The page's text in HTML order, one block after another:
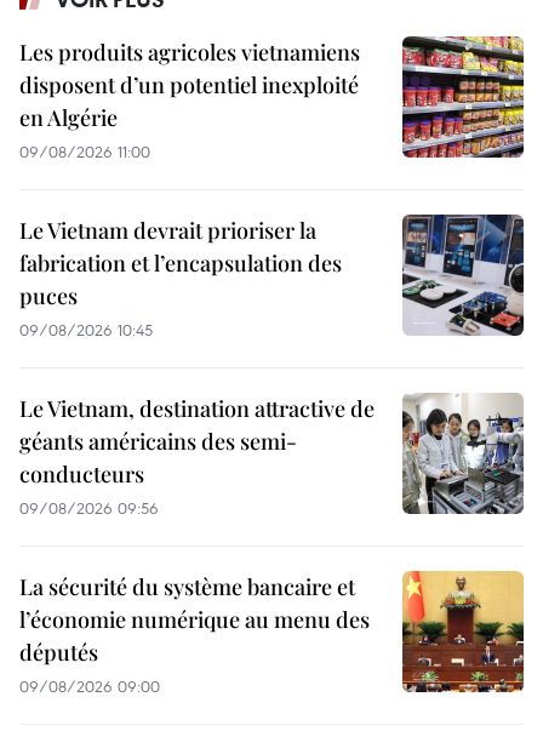
Les produits agricoles vietnamiens
disposent d’un potentiel inexploité
en Algérie
09/08/2026 11:00
Le Vietnam devrait prioriser la
fabrication et l’encapsulation des
puces
09/08/2026 10:45
Le Vietnam, destination attractive de
géants américains des semi-
conducteurs
09/08/2026 09:56
La sécurité du système bancaire et
l’économie numérique au menu des
députés
09/08/2026 09:00